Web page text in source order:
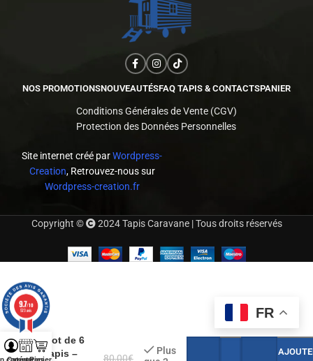
NOS PROMOTIONSNOUVEAUTÉSFAQ TAPIS & CONTACTSPANIER
Conditions Générales de Vente (CGV)
Protection des Données Personnelles
Site internet créé parWordpress-
Creation, Retrouvez-nous sur
Wordpress-creation.fr
Copyright © 2024 Tapis Caravane | Tous droits réservés
Lot de 6
tapis –
80,00€
Plus
FR
9.7/10
523 avis